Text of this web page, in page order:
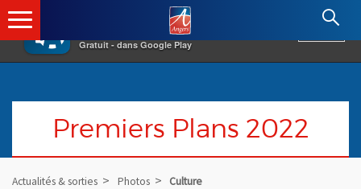
×
Gratuit - dans Google Play
Angers.fr : Retour à l'accueil
Premiers Plans 2022
Actualités & sorties Photos Culture